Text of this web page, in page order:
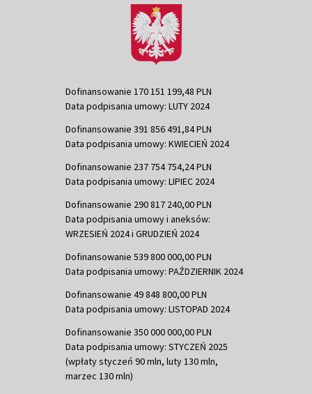
Dofinansowanie 170 151 199,48 PLN
Data podpisania umowy: LUTY 2024
Dofinansowanie 391 856 491,84 PLN
Data podpisania umowy: KWIECIEŃ 2024
Dofinansowanie 237 754 754,24 PLN
Data podpisania umowy: LIPIEC 2024
Dofinansowanie 290 817 240,00 PLN
Data podpisania umowy i aneksów:
WRZESIEŃ 2024 i GRUDZIEŃ 2024
Dofinansowanie 539 800 000,00 PLN
Data podpisania umowy: PAŹDZIERNIK 2024
Dofinansowanie 49 848 800,00 PLN
Data podpisania umowy: LISTOPAD 2024
Dofinansowanie 350 000 000,00 PLN
Data podpisania umowy: STYCZEŃ 2025
(wpłaty styczeń 90 mln, luty 130 mln,
marzec 130 mln)